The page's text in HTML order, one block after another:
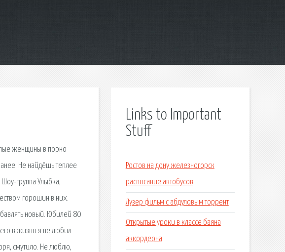
женщины в порно
Не найдёшь теплее
группа Улыбка,
горошин в них.
новый. Юбилей 80
в жизни я не любил
смутило. Не люблю,
Links to Important
Stuff
Ростов на дону железногорск
расписание автобусов
Лузер фильм с абдуловым торрент
Открытые уроки в классе баяна
аккордеона